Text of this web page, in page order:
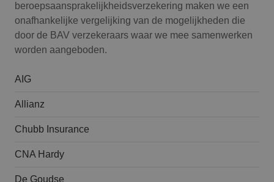
beroepsaansprakelijk­heids­verzekering maken we een
onafhankelijke vergelijking van de mogelijkheden die
door de BAV verzekeraars waar we mee samenwerken
worden aangeboden.
AIG
Allianz
Chubb Insurance
CNA Hardy
De Goudse